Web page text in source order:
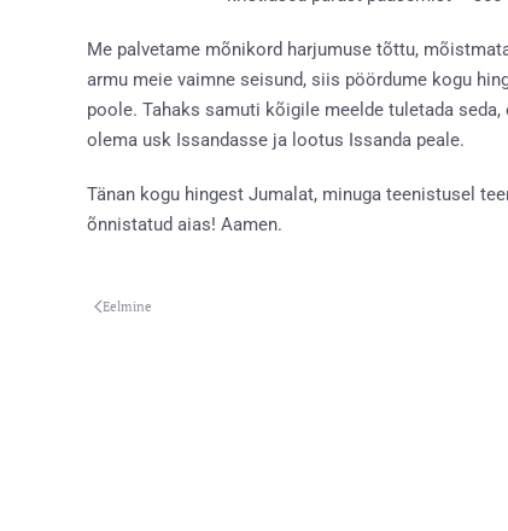
Me palvetame mõnikord harjumuse tõttu,
armu meie vaimne seisund, siis pöördume kogu
poole. Tahaks samuti kõigile meelde tuletada
olema usk Issandasse ja lootus Issanda peale.
Tänan kogu hingest Jumalat, minuga teenistusel
õnnistatud aias! Aamen.
Eelmine